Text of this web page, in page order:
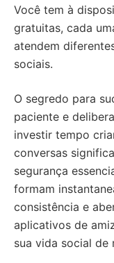
Você tem à
gratuitas, cada
atendem
sociais.
O segredo para
paciente e
investir tempo
conversas
segurança
formam
consistência e
aplicativos de
sua vida social de